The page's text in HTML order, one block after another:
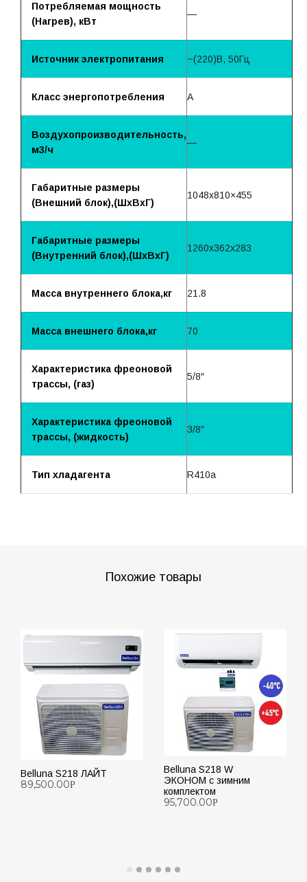
Потребляемая мощность
(Нагрев), кВт
—
Источник электропитания ~(220)B, 50Гц
Класс энергопотребления A
Воздухопроизводительность,
м3/ч
—
Габаритные размеры
(Внешний блок),(ШхВхГ)
1048х810×455
Габаритные размеры
(Внутренний блок),(ШхВхГ)
1260х362х283
Масса внутреннего блока,кг 21.8
Масса внешнего блока,кг 70
Характеристика фреоновой
трассы, (газ)
5/8″
Характеристика фреоновой
трассы, (жидкость)
3/8″
Тип хладагента R410a
Похожие товары
Belluna S218 ЛАЙТ
89,500.00Р
Belluna S218 W
ЭКОНОМ с зимним
комплектом
95,700.00Р